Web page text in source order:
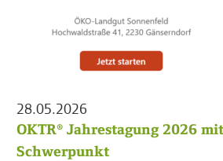
28.05.2026
OKTR® Jahrestagung 2026
Schwerpunkt